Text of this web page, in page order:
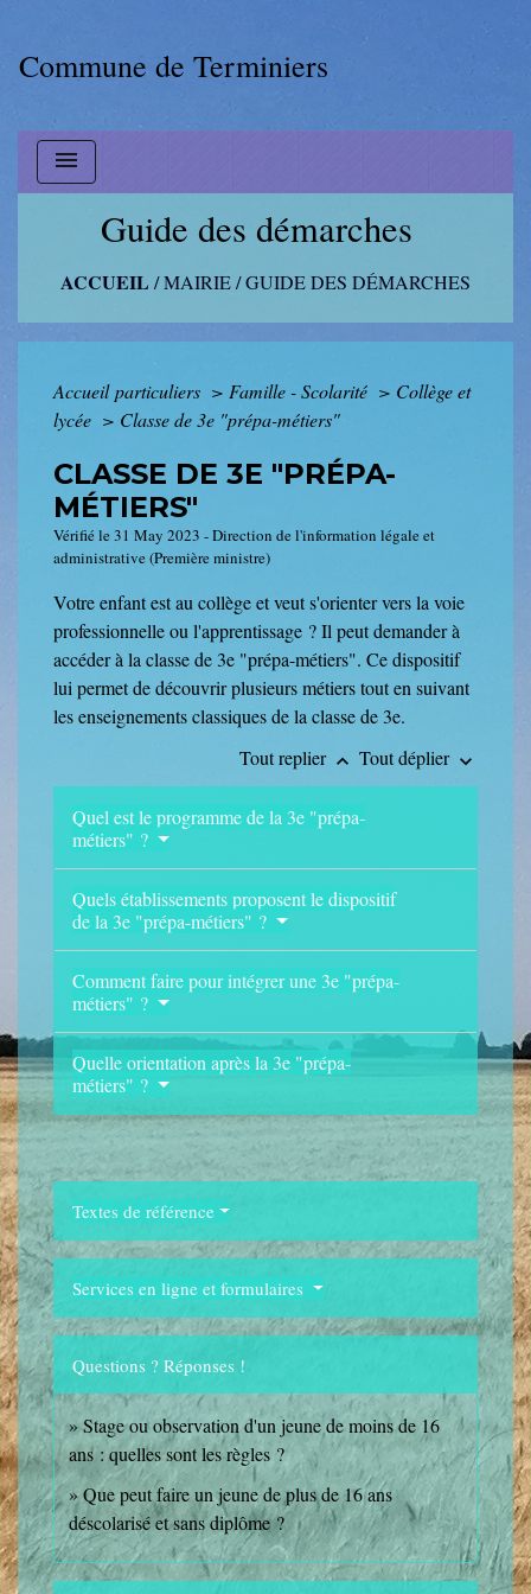
Commune de Terminiers
menu
Guide des démarches
ACCUEIL /MAIRIE/GUIDE DES DÉMARCHES
Accueil particuliers > Famille - Scolarité > Collège et
lycée > Classe de 3e "prépa-métiers"
CLASSE DE 3E "PRÉPA-
MÉTIERS"
Vérifié le 31 May 2023 - Direction de l'information légale et
administrative (Première ministre)
Votre enfant est au collège et veut s'orienter vers la voie
professionnelle ou l'apprentissage ? Il peut demander à
accéder à la classe de 3e "prépa-métiers". Ce dispositif
lui permet de découvrir plusieurs métiers tout en suivant
les enseignements classiques de la classe de 3e.
Tout replier keyboard_arrow_up Tout déplier keyboard_arrow_down
Quel est le programme de la 3e "prépa-
métiers" ?
Quels établissements proposent le dispositif
de la 3e "prépa-métiers" ?
Comment faire pour intégrer une 3e "prépa-
métiers" ?
Quelle orientation après la 3e "prépa-
métiers" ?
Textes de référence
Services en ligne et formulaires
Questions ? Réponses !
Stage ou observation d'un jeune de moins de 16
ans : quelles sont les règles ?
Que peut faire un jeune de plus de 16 ans
déscolarisé et sans diplôme ?